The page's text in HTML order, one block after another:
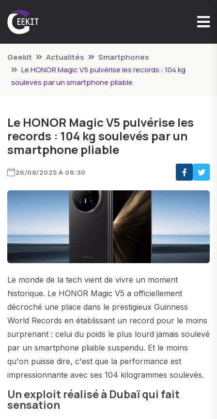
Geekit Actualités
Smartphones
Le HONOR Magic V5 pulvérise les records : 104 kg
soulevés par un smartphone pliable
Le HONOR Magic V5 pulvérise les
records : 104 kg soulevés par un
smartphone pliable
26/08/2025 À 06:30
Le monde de la tech vient de vivre un moment
historique. Le HONOR Magic V5 a officiellement
décroché une place dans le prestigieux Guinness
World Records en établissant un record pour le moins
surprenant : celui du poids le plus lourd jamais soulevé
par un smartphone pliable suspendu. Et le moins
qu'on puisse dire, c'est que la performance est
impressionnante avec ses 104 kilogrammes soulevés.
Un exploit réalisé à Dubaï qui fait
sensation